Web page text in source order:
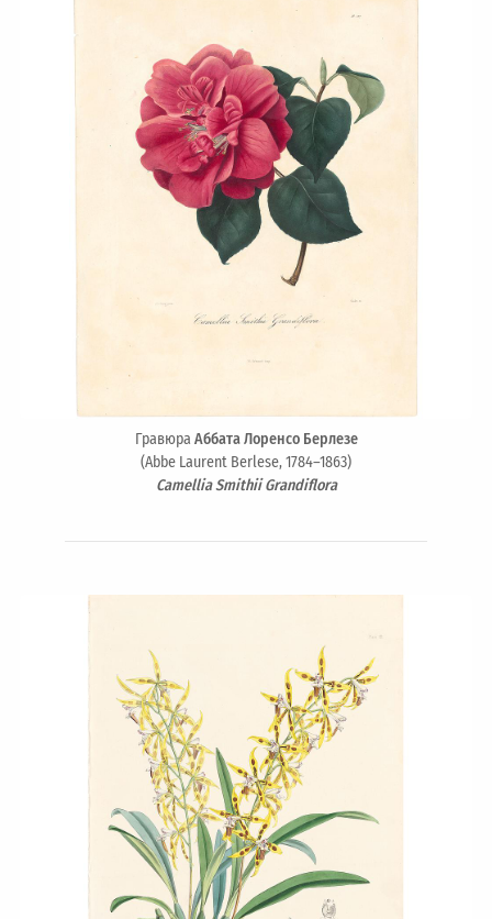
ГравюраАббата Лоренсо Берлезе
(Abbe Laurent Berlese, 1784–1863)
Camellia Smithii Grandiflora